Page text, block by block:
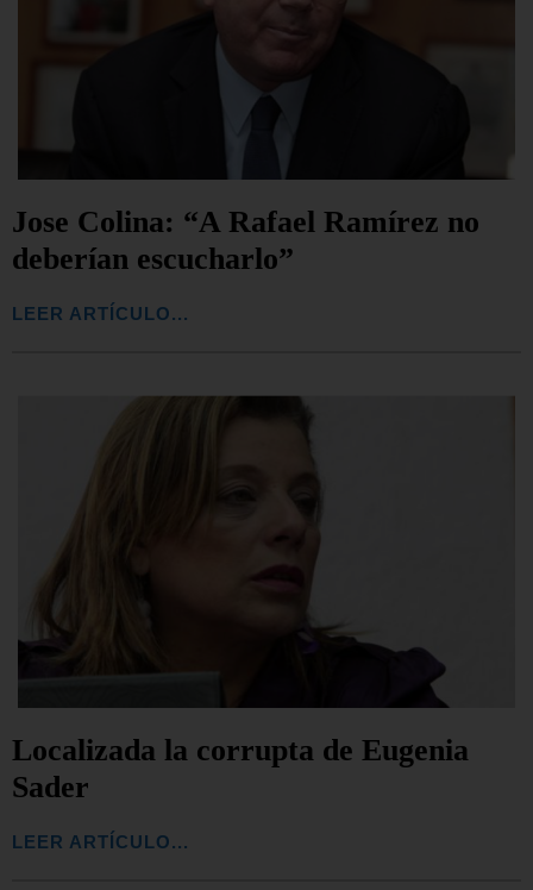
Jose Colina: “A Rafael Ramírez no
deberían escucharlo”
LEER ARTÍCULO...
Localizada la corrupta de Eugenia
Sader
LEER ARTÍCULO...